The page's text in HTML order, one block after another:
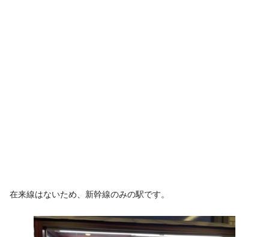
在来線はないため、新幹線のみの駅です。